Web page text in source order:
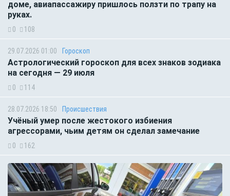
доме, авиапассажиру пришлось ползти по трапу на
руках.
0 108
29.07.2026 01:00 Гороскоп
Астрологический гороскоп для всех знаков зодиака
на сегодня — 29 июля
0 114
28.07.2026 18:50 Происшествия
Учёный умер после жестокого избиения
агрессорами, чьим детям он сделал замечание
0 162